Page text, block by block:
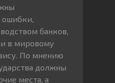
ошибки,
банков,
в мировому
По мнению
должны
места, а